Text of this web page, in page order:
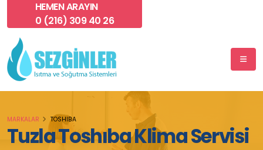
HEMEN ARAYIN
0 (216) 309 40 26
Tuzla Toshıba Klima Servisi
MARKALAR TOSHIBA